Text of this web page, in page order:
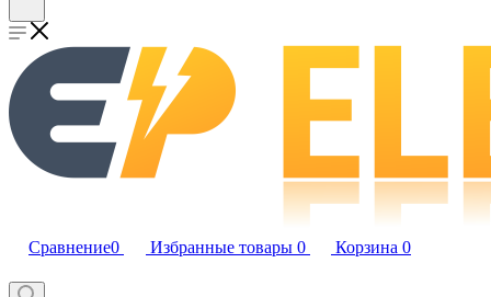
Сравнение0 Избранные товары 0 Корзина 0